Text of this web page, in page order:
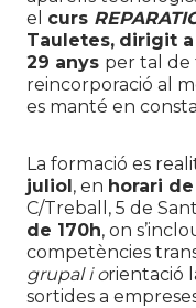
el curs
Tauletes, dirigit a
29 anys per tal de
reincorporació al
es manté en
La formació es
juliol, en horari
C/Treball, 5 de
de 170h, on
competències
grupal i orientació
sortides a